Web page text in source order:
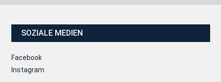
SOZIALE MEDIEN
Facebook
Instagram